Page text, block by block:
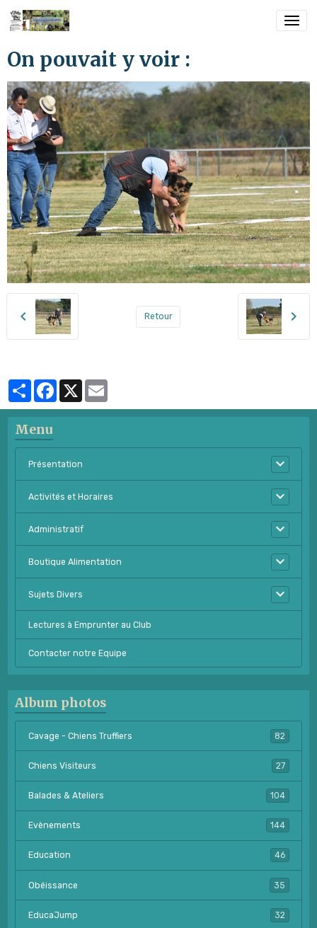
On pouvait y voir :
Retour
PartagerFacebook
Menu
Présentation
Activités et Horaires
Administratif
Boutique Alimentation
Sujets Divers
Lectures à Emprunter au Club
Contacter notre Equipe
Album photos
Cavage - Chiens Truffiers 82
Chiens Visiteurs 27
Balades & Ateliers 104
Evènements 144
Education 46
Obéissance 35
EducaJump 32